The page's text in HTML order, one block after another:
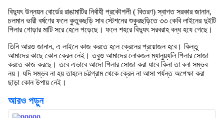
বিদ্যুৎ উন্নয়ন বোর্ডের রাঙামাটির নির্বাহী প্রকৌশলী ( বিতরণ) স্বাগত সরকার জানান,
চলমান ভারী বর্ষণের ফলে কুতুকছড়ি সাব স্টেশনের শুকুরছড়িতে ৩৩ কেবি লাইনের দুইটি
পিলার গোড়ার মাটি সরে হেলে পড়েছে। ফলে শহরে বিদ্যুৎ সরবরাহ বন্ধ হযে গেছে।
তিনি আরও জানান, এ লাইনে কাজ করতে হলে ক্রেনের প্রয়োজন হবে। কিন্তু
আমাদের কাছে কোন ক্রেন নেই। তবুও আমাদের লোকজন ম্যানুয়্যলি পিলার সোজা
করতে কাজ করছে। তবে এভাবে আদো পিলার সোজা করা যাবে কিনা তা বলা সম্ভব
নয়। যদি সম্ভব না হয় তাহলে চট্টগ্রাম থেকে ক্রেন না আসা পর্যন্ত অপেক্ষা করা
ছাড়া কোন উপায় নেই।
আরও পড়ুন